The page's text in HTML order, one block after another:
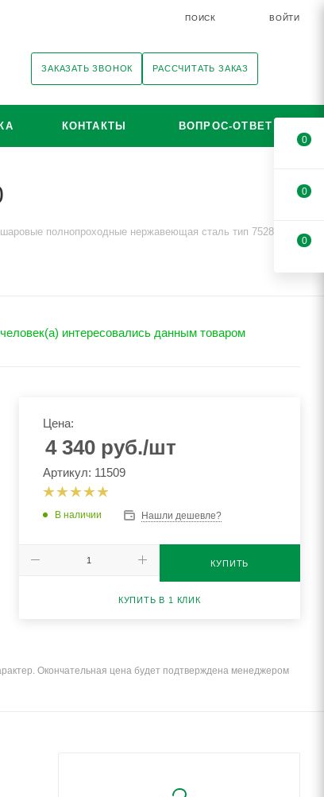
ПОИСК ВОЙТИ
ЗАКАЗАТЬ ЗВОНОК РАССЧИТАТЬ ЗАКАЗ
КОНТАКТЫ ВОПРОС-ОТВЕТ
полнопроходные нержавеющая сталь тип 7528
интересовались данным товаром
Цена:
4 340руб./шт
Артикул: 11509
В наличии Нашли дешевле?
КУПИТЬ
КУПИТЬ В 1 КЛИК
Окончательная цена будет подтверждена менеджером
0
0
0